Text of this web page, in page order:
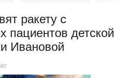
ракету с
пациентов детской
Ивановой